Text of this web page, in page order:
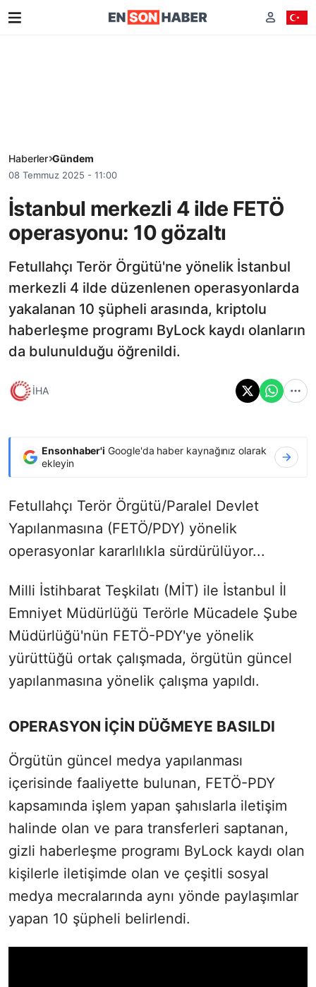
Haberler Gündem
08 Temmuz 2025 - 11:00
İstanbul merkezli 4 ilde FETÖ
operasyonu: 10 gözaltı
Fetullahçı Terör Örgütü'ne yönelik İstanbul
merkezli 4 ilde düzenlenen operasyonlarda
yakalanan 10 şüpheli arasında, kriptolu
haberleşme programı ByLock kaydı olanların
da bulunulduğu öğrenildi.
İHA
Ensonhaber'i Google'da haber kaynağınız olarak
ekleyin
Fetullahçı Terör Örgütü/Paralel Devlet
Yapılanmasına (FETÖ/PDY) yönelik
operasyonlar kararlılıkla sürdürülüyor...
Milli İstihbarat Teşkilatı (MİT) ile İstanbul İl
Emniyet Müdürlüğü Terörle Mücadele Şube
Müdürlüğü'nün FETÖ-PDY'ye yönelik
yürüttüğü ortak çalışmada, örgütün güncel
yapılanmasına yönelik çalışma yapıldı.
OPERASYON İÇİN DÜĞMEYE BASILDI
Örgütün güncel medya yapılanması
içerisinde faaliyette bulunan, FETÖ-PDY
kapsamında işlem yapan şahıslarla iletişim
halinde olan ve para transferleri saptanan,
gizli haberleşme programı ByLock kaydı olan
kişilerle iletişimde olan ve çeşitli sosyal
medya mecralarında aynı yönde paylaşımlar
yapan 10 şüpheli belirlendi.